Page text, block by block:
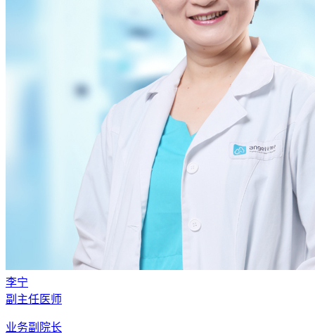
李宁
副主任医师
业务副院长